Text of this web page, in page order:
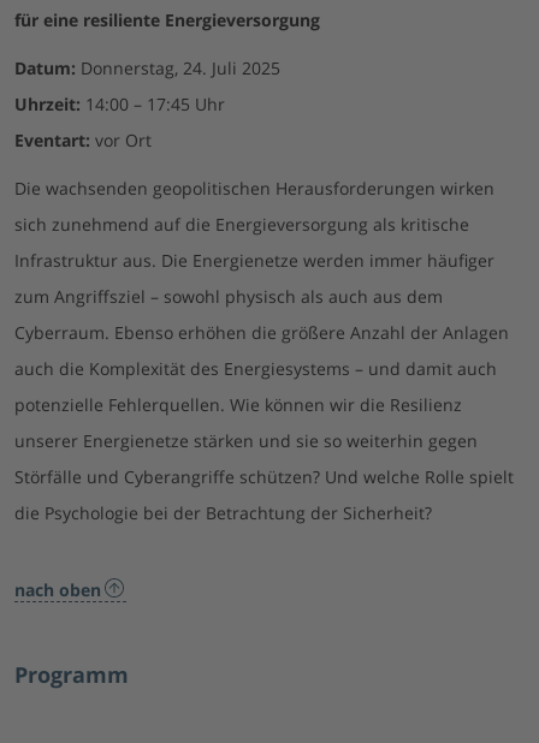
für eine resiliente Energieversorgung
Datum: Donnerstag, 24. Juli 2025
Uhrzeit: 14:00 – 17:45 Uhr
Eventart: vor Ort
Die wachsenden geopolitischen Herausforderungen wirken
sich zunehmend auf die Energieversorgung als kritische
Infrastruktur aus. Die Energienetze werden immer häufiger
zum Angriffsziel – sowohl physisch als auch aus dem
Cyberraum. Ebenso erhöhen die größere Anzahl der Anlagen
auch die Komplexität des Energiesystems – und damit auch
potenzielle Fehlerquellen. Wie können wir die Resilienz
unserer Energienetze stärken und sie so weiterhin gegen
Störfälle und Cyberangriffe schützen? Und welche Rolle spielt
die Psychologie bei der Betrachtung der Sicherheit?
nach oben
Programm